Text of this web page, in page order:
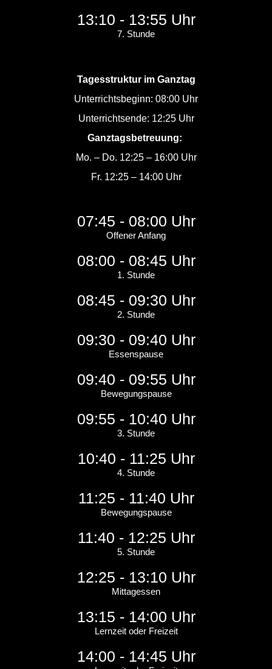
13:10 - 13:55 Uhr
7. Stunde
Tagesstruktur im Ganztag
Unterrichtsbeginn: 08:00 Uhr
Unterrichtsende: 12:25 Uhr
Ganztagsbetreuung:
Mo. – Do. 12:25 – 16:00 Uhr
Fr. 12:25 – 14:00 Uhr
07:45 - 08:00 Uhr
Offener Anfang
08:00 - 08:45 Uhr
1. Stunde
08:45 - 09:30 Uhr
2. Stunde
09:30 - 09:40 Uhr
Essenspause
09:40 - 09:55 Uhr
Bewegungspause
09:55 - 10:40 Uhr
3. Stunde
10:40 - 11:25 Uhr
4. Stunde
11:25 - 11:40 Uhr
Bewegungspause
11:40 - 12:25 Uhr
5. Stunde
12:25 - 13:10 Uhr
Mittagessen
13:15 - 14:00 Uhr
Lernzeit oder Freizeit
14:00 - 14:45 Uhr